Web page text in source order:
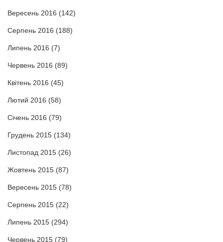
Вересень 2016 (142)
Серпень 2016 (188)
Липень 2016 (7)
Червень 2016 (89)
Квітень 2016 (45)
Лютий 2016 (58)
Січень 2016 (79)
Грудень 2015 (134)
Листопад 2015 (26)
Жовтень 2015 (87)
Вересень 2015 (78)
Серпень 2015 (22)
Липень 2015 (294)
Червень 2015 (79)